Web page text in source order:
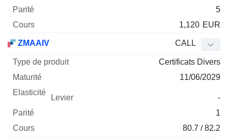
5
1,120 EUR
ZMAAIV CALL
Certificats Divers
11/06/2029
-
1
80.7 / 82.2